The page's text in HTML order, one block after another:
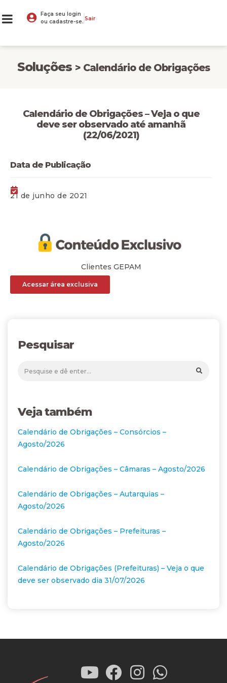
Faça seu login
ou cadastre-se. Sair
Soluções > Calendário de Obrigações
Calendário de Obrigações – Veja o que
deve ser observado até amanhã
(22/06/2021)
Data de Publicação
21 de junho de 2021
Clientes GEPAM
Acessar área exclusiva
Pesquisar
Veja também
Calendário de Obrigações – Consórcios –
Agosto/2026
Calendário de Obrigações – Câmaras – Agosto/2026
Calendário de Obrigações – Autarquias –
Agosto/2026
Calendário de Obrigações – Prefeituras –
Agosto/2026
Calendário de Obrigações (Prefeituras) – Veja o que
deve ser observado dia 31/07/2026